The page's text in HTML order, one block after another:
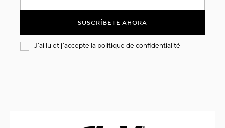
nuestro
SUSCRÍBETE AHORA
J'ai lu et j'accepte la politique de confidentialité